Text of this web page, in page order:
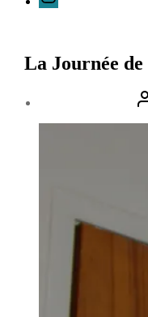
La Journée
de